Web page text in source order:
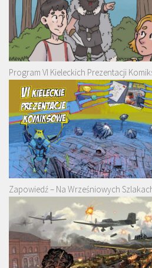
Program VI Kieleckich Prezentacji
Zapowiedź – Na Wrześniowych